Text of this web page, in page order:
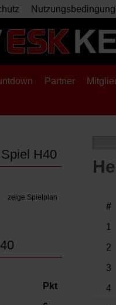
Partner
H40
zeige Spielplan
Pkt
#
1
2
3
4